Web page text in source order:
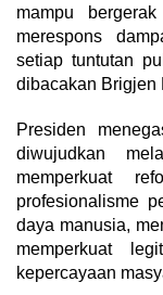
mampu
merespons
setiap tuntutan
dibacakan Brigjen
Presiden
diwujudkan
memperkuat
profesionalisme
daya manusia,
memperkuat
kepercayaan